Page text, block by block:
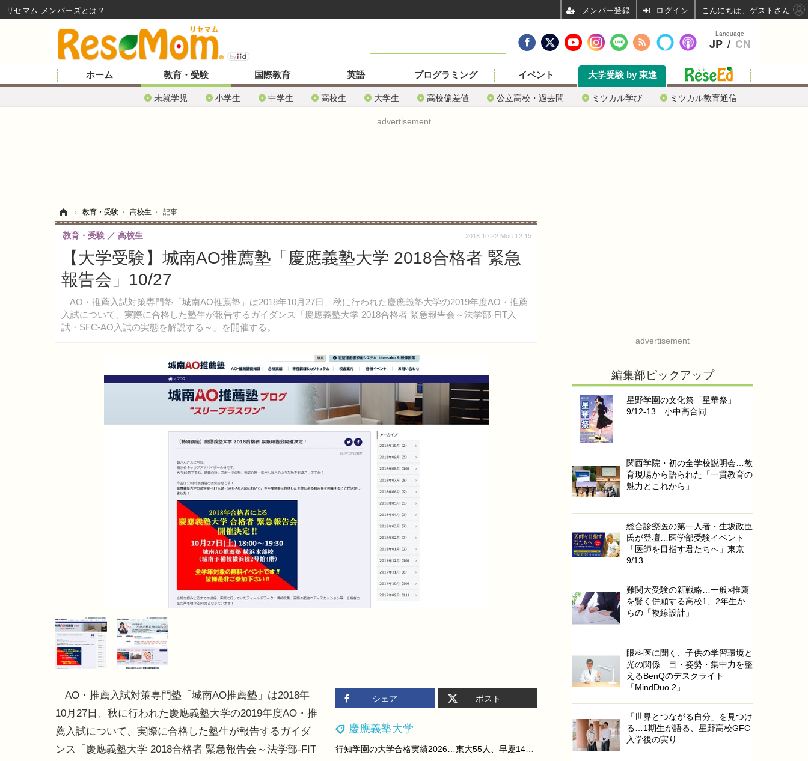
ホーム 教育・受験
未就学児 小学生 中学生 高校生 大学生 高校偏差値 公立高校・過去問 ミツカル学び ミツカル教育通信
国際教育 英語 プログラミング イベント 大学受験 by 東進
advertisement
› 教育・受験 › 高校生 › 記事
【大学受験】城南AO推薦塾「慶應義塾大学 2018合格者 緊急
報告会」10/27
AO・推薦入試対策専門塾「城南AO推薦塾」は2018年10月27日、秋に行われた慶應義塾大学の2019年度AO・推薦
入試について、実際に合格した塾生が報告するガイダンス「慶應義塾大学 2018合格者 緊急報告会～法学部-FIT入
試・SFC-AO入試の実態を解説する～」を開催する。
教育・受験 高校生 2018.10.22 Mon 12:15
シェア ポスト
慶應義塾大学
行知学園の大学合格実績2026…東大55人、早慶149人
AO・推薦入試対策専門塾「城南AO推薦塾」は2018年
10月27日、秋に行われた慶應義塾大学の2019年度AO・推
薦入試について、実際に合格した塾生が報告するガイダ
ンス「慶應義塾大学 2018合格者 緊急報告会～法学部-FIT
advertisement
編集部ピックアップ
星野学園の文化祭「星華祭」
9/12-13…小中高合同
関西学院・初の全学校説明会…教
育現場から語られた「一貫教育の
魅力とこれから」
総合診療医の第一人者・生坂政臣
氏が登壇…医学部受験イベント
「医師を目指す君たちへ」東京
9/13
難関大受験の新戦略…一般×推薦
を賢く併願する高校1、2年生か
らの「複線設計」
眼科医に聞く、子供の学習環境と
光の関係…目・姿勢・集中力を整
えるBenQのデスクライト
「MindDuo 2」
「世界とつながる自分」を見つけ
る…1期生が語る、星野高校GFC
入学後の実り
Language
JP / CN
リセマム メンバーズ ログイン こんにちは、ゲストさん